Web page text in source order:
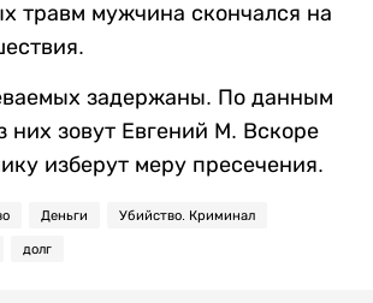
травм мужчина скончался на
задержаны. По данным
них зовут Евгений М. Вскоре
изберут меру пресечения.
Деньги Убийство. Криминал
долг